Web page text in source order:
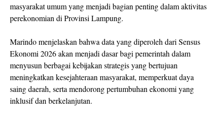
masyarakat umum yang menjadi bagian penting dalam aktivitas
perekonomian di Provinsi Lampung.
Marindo menjelaskan bahwa data yang diperoleh dari Sensus
Ekonomi 2026 akan menjadi dasar bagi pemerintah dalam
menyusun berbagai kebijakan strategis yang bertujuan
meningkatkan kesejahteraan masyarakat, memperkuat daya
saing daerah, serta mendorong pertumbuhan ekonomi yang
inklusif dan berkelanjutan.